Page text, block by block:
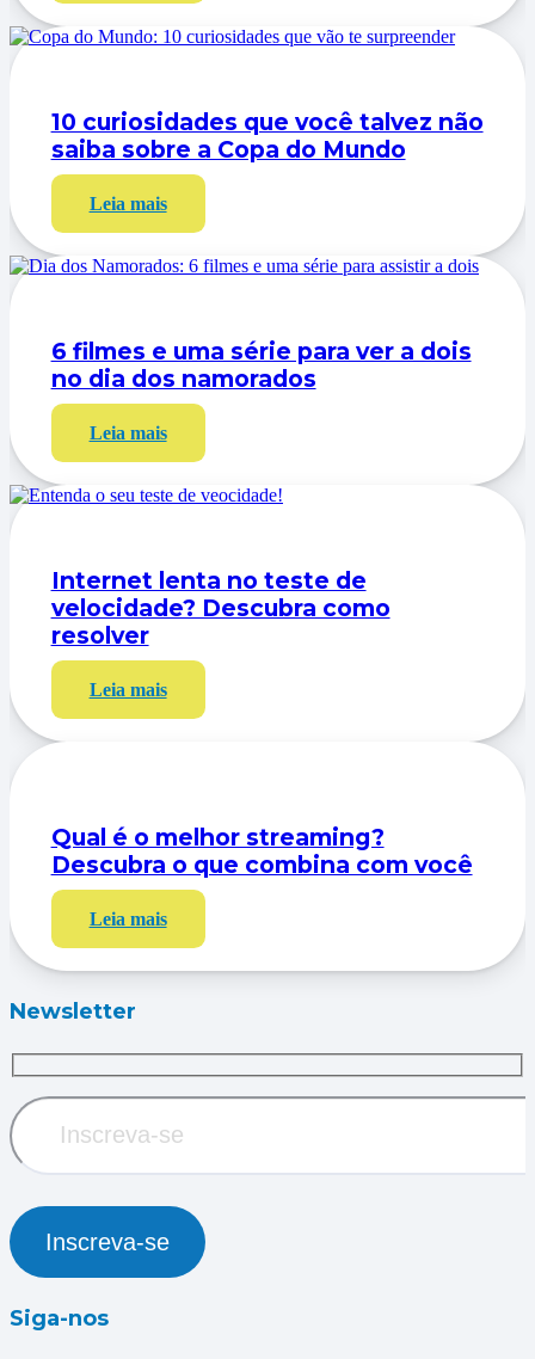
10 curiosidades que você talvez não
saiba sobre a Copa do Mundo
Leia mais
6 filmes e uma série para ver a dois
no dia dos namorados
Leia mais
Internet lenta no teste de
velocidade? Descubra como
resolver
Leia mais
Qual é o melhor streaming?
Descubra o que combina com você
Leia mais
Newsletter
Siga-nos